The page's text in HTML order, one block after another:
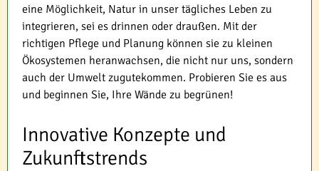
eine Möglichkeit, Natur in unser tägliches Leben zu
integrieren, sei es drinnen oder draußen. Mit der
richtigen Pflege und Planung können sie zu kleinen
Ökosystemen heranwachsen, die nicht nur uns, sondern
auch der Umwelt zugutekommen. Probieren Sie es aus
und beginnen Sie, Ihre Wände zu begrünen!
Innovative Konzepte und
Zukunftstrends